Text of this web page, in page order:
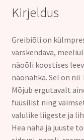
Kirjeldus
Greibiõli on
värskendava,
näoõli koostises
näonahka. Sel on nii
Mõjub ergutavalt
füüsilist ning
valulike liigeste ja
Hea naha ja juuste